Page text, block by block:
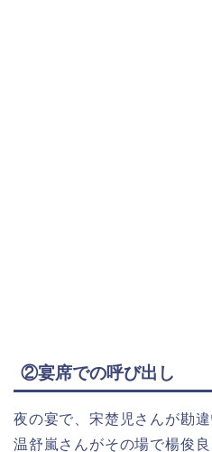
②宴席での呼び出し
夜の宴で、宋楚児さんが勘
温舒嵐さんがその場で楊俊